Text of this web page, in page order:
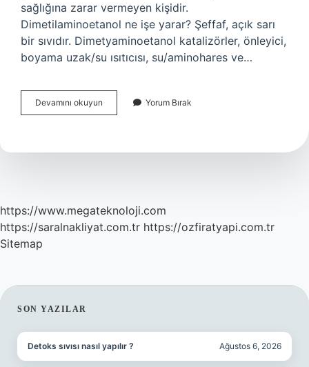
sağlığına zarar vermeyen kişidir.
Dimetilaminoetanol ne işe yarar? Şeffaf, açık sarı
bir sıvıdır. Dimetyaminoetanol katalizörler, önleyici,
boyama uzak/su ısıtıcısı, su/aminohares ve…
Devamını okuyun Dimetilamin
Ne
Yorum Bırak
https://www.megateknoloji.com
https://saralnakliyat.com.tr https://ozfiratyapi.com.tr
Sitemap
SIDEBAR
SON YAZILAR
Detoks sıvısı nasıl yapılır ? Ağustos 6, 2026